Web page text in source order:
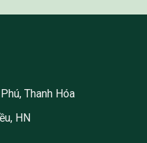
Thanh Hóa
HN